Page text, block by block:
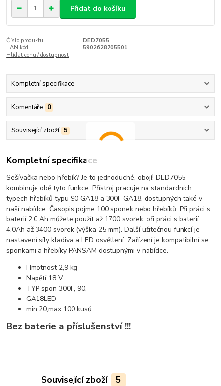
Přidat do košíku
Číslo produktu:
DED7055
EAN kód:
5902628705501
Hlídat cenu / dostupnost
Kompletní specifikace
Komentáře 0
Související zboží 5
Kompletní specifikace
Sešívačka nebo hřebík? Je to jednoduché, obojí! DED7055
kombinuje obě tyto funkce. Přístroj pracuje na standardních
typech hřebíků typu 90 GA18 a 300F GA18, dostupných také v
naší nabídce. Časopis pojme 100 sponek nebo hřebíků. Při práci s
baterií 2,0 Ah můžete použít až 1700 svorek, při práci s baterií
4.0Ah až 3400 svorek (výška 25 mm). Další užitečnou funkcí je
nastavení síly kladiva a LED osvětlení. Zařízení je kompatibilní se
sponkami a hřebíky PANSAM dostupnými v nabídce.
Hmotnost 2,9 kg
Napětí 18 V
TYP spon 300F, 90,
GA18LED
min 20,max 100 kusů
Bez baterie a příslušenství !!!
Související zboží 5